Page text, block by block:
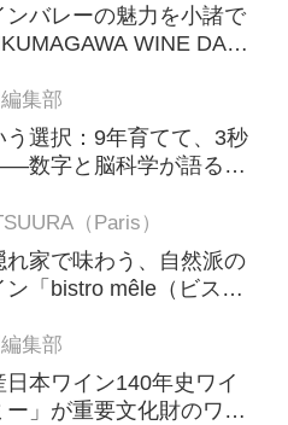
ンバレーの魅力を小諸で
WINE DAYS
集部
う選択：9年育てて、3秒
数字と脳科学が語る栓
（Paris）
れ家で味わう、自然派の
ン「bistro mêle（ビスト
集部
日本ワイン140年史ワイ
ー」が重要文化財のワイ